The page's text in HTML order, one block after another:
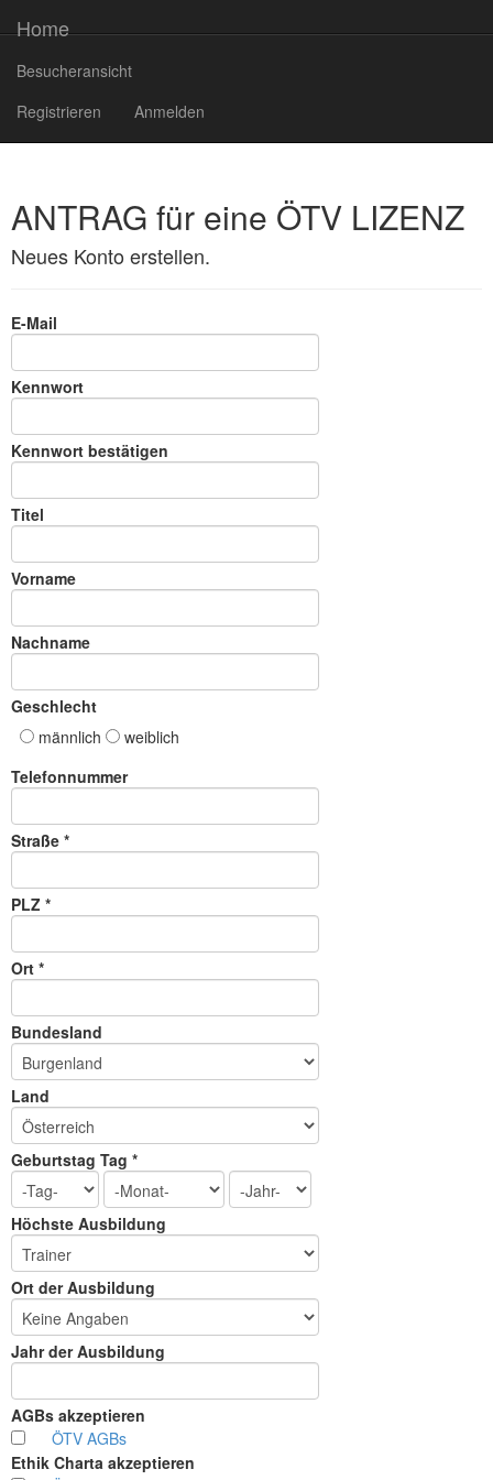
Home
Besucheransicht
Registrieren
Anmelden
ANTRAG für eine ÖTV LIZENZ
Neues Konto erstellen.
E-Mail
Kennwort
Kennwort bestätigen
Titel
Vorname
Nachname
Geschlecht
männlich
weiblich
Telefonnummer
Straße *
PLZ *
Ort *
Bundesland
Land
Geburtstag Tag *
Höchste Ausbildung
Ort der Ausbildung
Jahr der Ausbildung
AGBs akzeptieren
ÖTV AGBs
Ethik Charta akzeptieren